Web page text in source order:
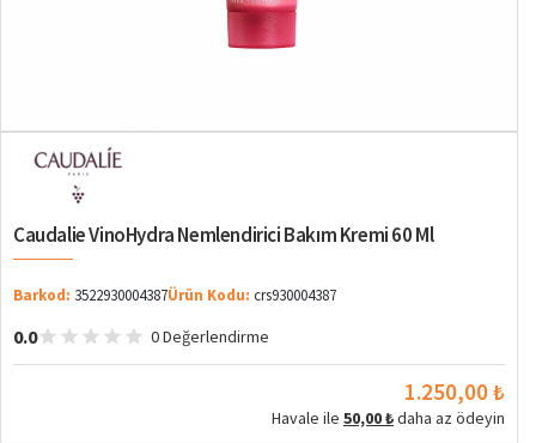
Caudalie VinoHydra Nemlendirici Bakım Kremi 60 Ml
Barkod: 3522930004387Ürün Kodu: crs930004387
0.0 0 Değerlendirme
1.250,00 ₺
Havale ile 50,00 ₺daha az ödeyin